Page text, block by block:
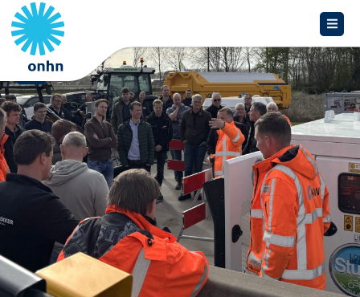
Overzicht